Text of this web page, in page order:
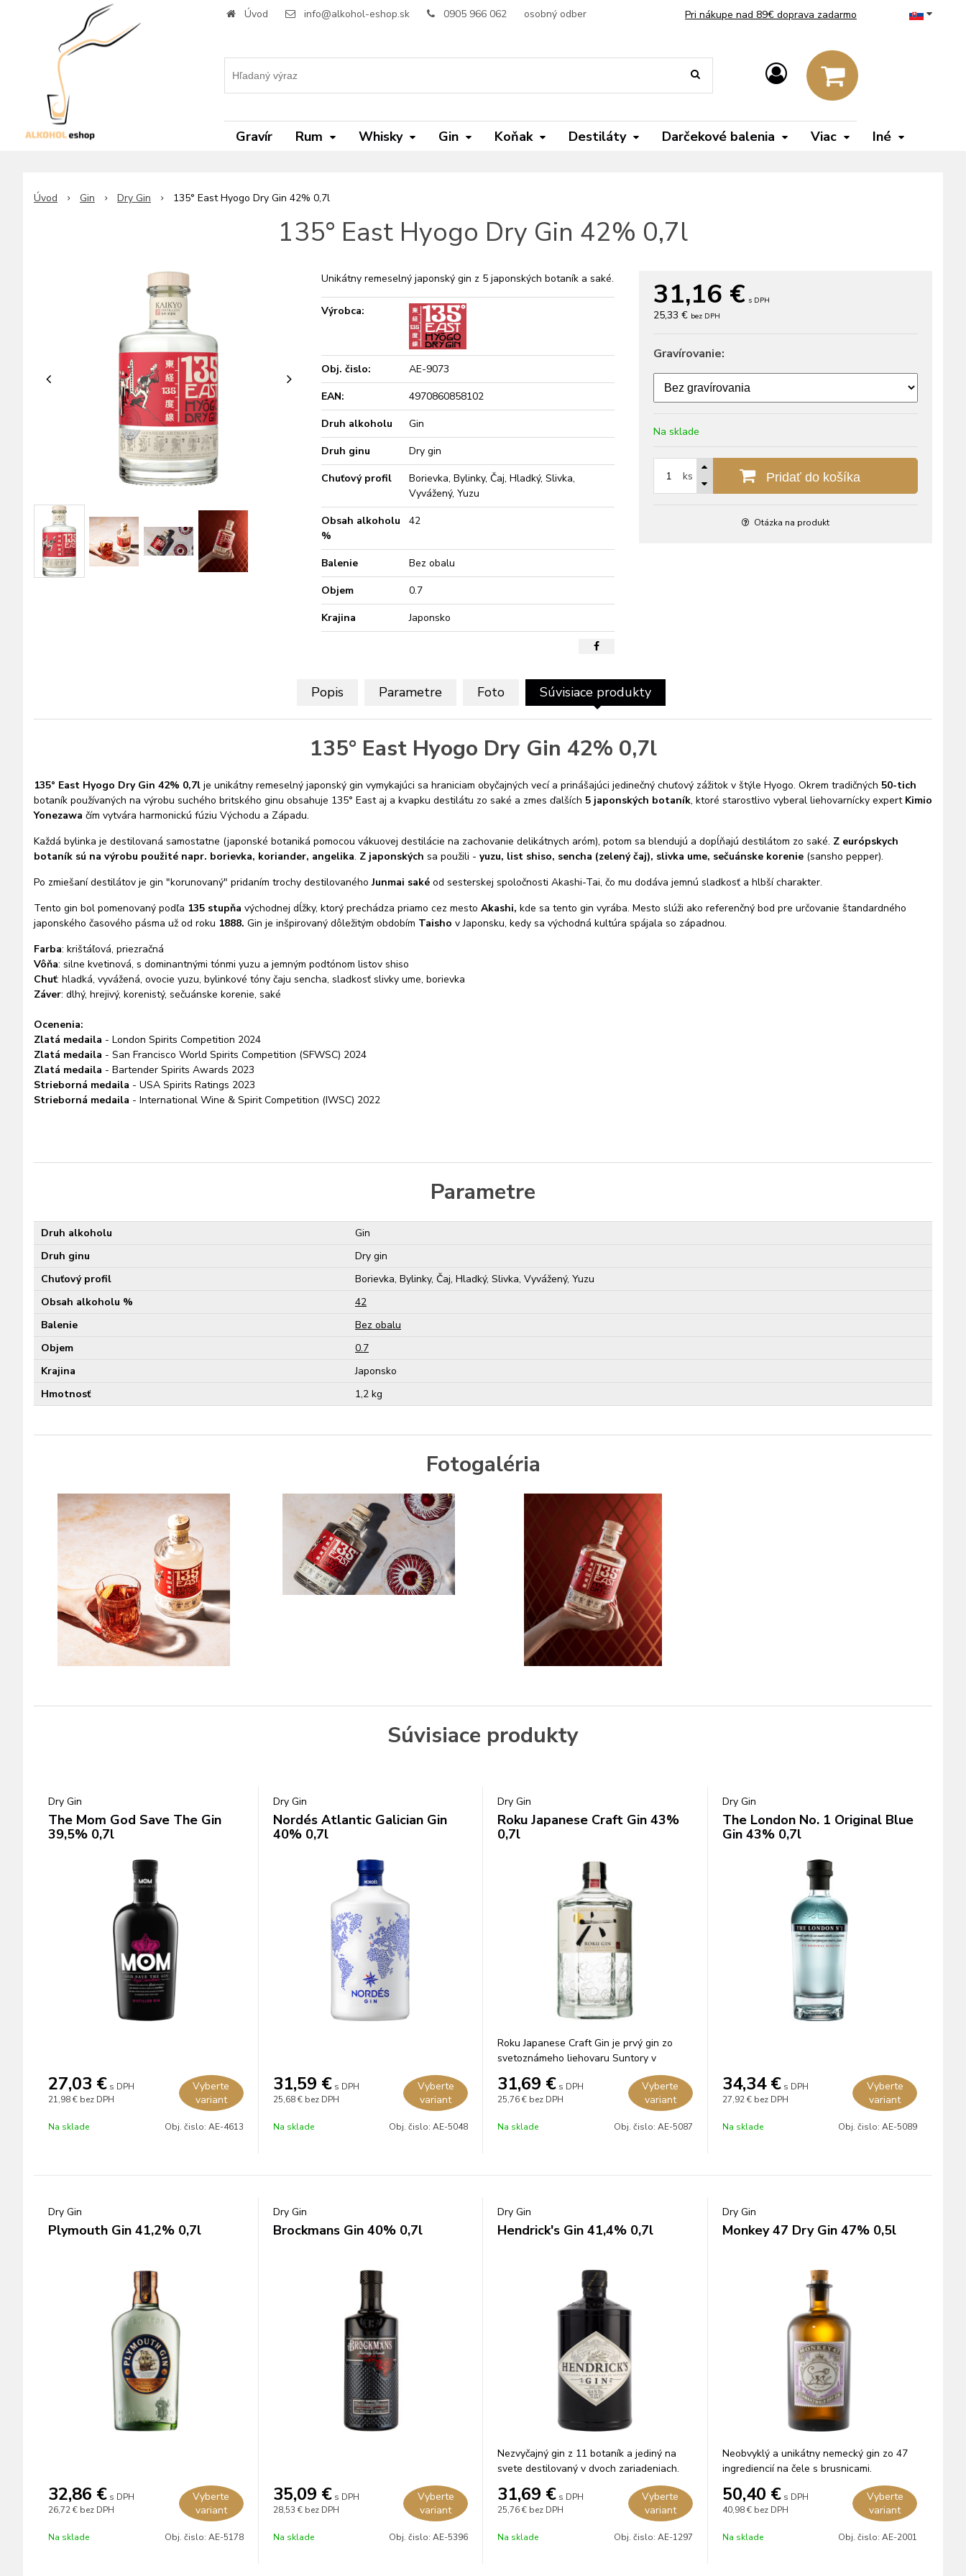
Úvod info@alkohol-eshop.sk 0905 966 062 osobný odber Pri nákupe nad 89€ doprava zadarmo
Gravír Rum Whisky Gin Koňak Destiláty Darčekové balenia Viac Iné
Úvod Gin Dry Gin 135° East Hyogo Dry Gin 42% 0,7l
135° East Hyogo Dry Gin 42% 0,7l
31,16 € s DPH
25,33 € bez DPH
Gravírovanie:
Na sklade
ks Pridať do košíka
Otázka na produkt
Unikátny remeselný japonský gin z 5 japonských botaník a saké.
Výrobca:
Obj. čislo:
AE-9073
EAN:
4970860858102
Druh alkoholu
Gin
Druh ginu
Dry gin
Chuťový profil
Borievka, Bylinky, Čaj, Hladký, Slivka,
Vyvážený, Yuzu
Obsah alkoholu
%
42
Balenie
Bez obalu
Objem
0.7
Krajina
Japonsko
Popis Parametre Foto Súvisiace produkty
135° East Hyogo Dry Gin 42% 0,7l
135° East Hyogo Dry Gin 42% 0,7l je unikátny remeselný japonský gin vymykajúci sa hraniciam obyčajných vecí a prinášajúci jedinečný chuťový zážitok v štýle Hyogo. Okrem tradičných 50-tich
botaník používaných na výrobu suchého britského ginu obsahuje 135° East aj a kvapku destilátu zo saké a zmes ďalších 5 japonských botaník, ktoré starostlivo vyberal liehovarnícky expert Kimio
Yonezawa čím vytvára harmonickú fúziu Východu a Západu.
Každá bylinka je destilovaná samostatne (japonské botaniká pomocou vákuovej destilácie na zachovanie delikátnych aróm), potom sa blendujú a dopĺňajú destilátom zo saké. Z európskych
botaník sú na výrobu použité napr. borievka, koriander, angelika. Z japonských sa použili - yuzu, list shiso, sencha (zelený čaj), slivka ume, sečuánske korenie (sansho pepper).
Po zmiešaní destilátov je gin "korunovaný" pridaním trochy destilovanéhoJunmai saké od sesterskej spoločnosti Akashi-Tai, čo mu dodáva jemnú sladkosť a hlbší charakter.
Tento gin bol pomenovaný podľa 135 stupňa východnej dĺžky, ktorý prechádza priamo cez mesto Akashi, kde sa tento gin vyrába. Mesto slúži ako referenčný bod pre určovanie štandardného
japonského časového pásma už od roku 1888. Gin je inšpirovaný dôležitým obdobím Taisho v Japonsku, kedy sa východná kultúra spájala so západnou.
Farba: krištáľová, priezračná
Vôňa: silne kvetinová, s dominantnými tónmi yuzu a jemným podtónom listov shiso
Chuť: hladká, vyvážená, ovocie yuzu, bylinkové tóny čaju sencha, sladkosť slivky ume, borievka
Záver: dlhý, hrejivý, korenistý, sečuánske korenie, saké
Ocenenia:
Zlatá medaila - London Spirits Competition 2024
Zlatá medaila - San Francisco World Spirits Competition (SFWSC) 2024
Zlatá medaila - Bartender Spirits Awards 2023
Strieborná medaila - USA Spirits Ratings 2023
Strieborná medaila - International Wine & Spirit Competition (IWSC) 2022
Parametre
Druh alkoholu
Gin
Druh ginu
Dry gin
Chuťový profil
Borievka, Bylinky, Čaj, Hladký, Slivka, Vyvážený, Yuzu
Obsah alkoholu %
42
Balenie
Bez obalu
Objem
0.7
Krajina
Japonsko
Hmotnosť
1,2 kg
Fotogaléria
Súvisiace produkty
Dry Gin
The Mom God Save The Gin
39,5% 0,7l
27,03 € s DPH
21,98 € bez DPH
Vyberte
variant
Na sklade Obj. čislo: AE-4613
Dry Gin
Nordés Atlantic Galician Gin
40% 0,7l
31,59 € s DPH
25,68 € bez DPH
Vyberte
variant
Na sklade Obj. čislo: AE-5048
Dry Gin
Roku Japanese Craft Gin 43%
0,7l
Roku Japanese Craft Gin je prvý gin zo
svetoznámeho liehovaru Suntory v
31,69 € s DPH
25,76 € bez DPH
Vyberte
variant
Na sklade Obj. čislo: AE-5087
Dry Gin
The London No. 1 Original Blue
Gin 43% 0,7l
34,34 € s DPH
27,92 € bez DPH
Vyberte
variant
Na sklade Obj. čislo: AE-5089
Dry Gin
Plymouth Gin 41,2% 0,7l
32,86 € s DPH
26,72 € bez DPH
Vyberte
variant
Na sklade Obj. čislo: AE-5178
Dry Gin
Brockmans Gin 40% 0,7l
35,09 € s DPH
28,53 € bez DPH
Vyberte
variant
Na sklade Obj. čislo: AE-5396
Dry Gin
Hendrick's Gin 41,4% 0,7l
Nezvyčajný gin z 11 botaník a jediný na
svete destilovaný v dvoch zariadeniach.
31,69 € s DPH
25,76 € bez DPH
Vyberte
variant
Na sklade Obj. čislo: AE-1297
Dry Gin
Monkey 47 Dry Gin 47% 0,5l
Neobvyklý a unikátny nemecký gin zo 47
ingrediencií na čele s brusnicami.
50,40 € s DPH
40,98 € bez DPH
Vyberte
variant
Na sklade Obj. čislo: AE-2001